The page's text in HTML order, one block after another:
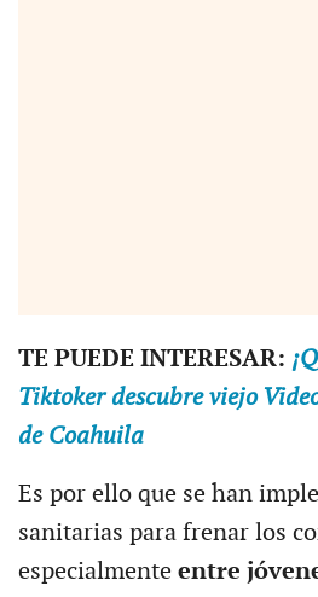
TE PUEDE INTERESAR:
Tiktoker descubre viejo
de Coahuila
Es por ello que se han
sanitarias para frenar los
especialmenteentre